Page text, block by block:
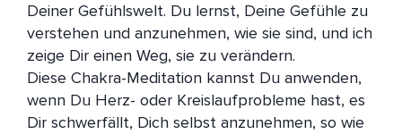
Deiner Gefühlswelt. Du lernst, Deine Gefühle zu
verstehen und anzunehmen, wie sie sind, und ich
zeige Dir einen Weg, sie zu verändern.
Diese Chakra-Meditation kannst Du anwenden,
wenn Du Herz- oder Kreislaufprobleme hast, es
Dir schwerfällt, Dich selbst anzunehmen, so wie